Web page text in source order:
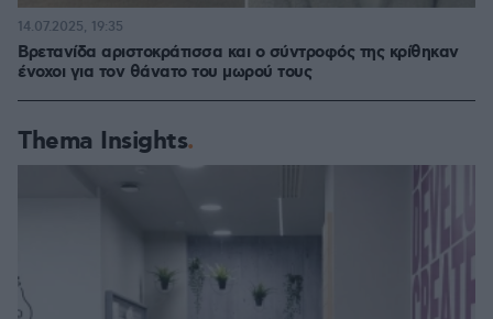
Βρετανίδα αριστοκράτισσα και ο σύντροφός της κρίθηκαν
ένοχοι για τον θάνατο του μωρού τους
14.07.2025, 19:35
Thema Insights